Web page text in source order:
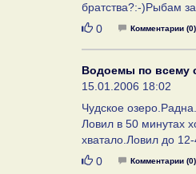
братства?:-)Рыбам
Нравится
0 Комментарии (0)
Водоемы по всему
15.01.2006 18:02
Чудское
Ловил в 50 минутах
хватало.Ловил до
Нравится
0 Комментарии (0)